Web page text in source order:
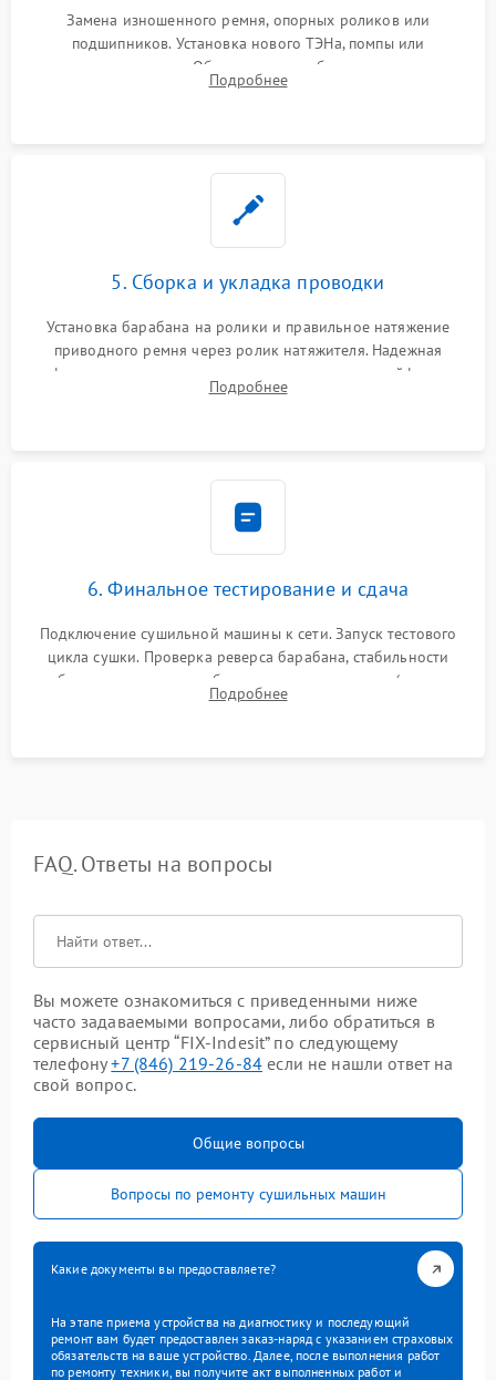
Замена изношенного ремня, опорных роликов или
подшипников. Установка нового ТЭНа, помпы или
термодатчиков. Обязательная глубокая очистка
конденсатора, крыльчатки вентилятора и воздуховодов от
Подробнее
5. Сборка и укладка проводки
Установка барабана на ролики и правильное натяжение
приводного ремня через ролик натяжителя. Надежная
фиксация всех узлов, подключение клемм и шлейфов к
модулю управления. Монтаж корпусных панелей, люка и
Подробнее
6. Финальное тестирование и сдача
Подключение сушильной машины к сети. Запуск тестового
цикла сушки. Проверка реверса барабана, стабильности
набора температуры, работы дренажного насоса (откачка
конденсата) и отсутствия посторонних скрипов, стуков или
Подробнее
FAQ. Ответы на вопросы
Вы можете ознакомиться с приведенными ниже
часто задаваемыми вопросами, либо обратиться в
сервисный центр “FIX-Indesit” по следующему
телефону+7 (846) 219-26-84 если не нашли ответ на
свой вопрос.
Общие вопросы
Вопросы по ремонту сушильных машин
Какие документы вы предоставляете?
На этапе приема устройства на диагностику и последующий
ремонт вам будет предоставлен заказ-наряд с указанием страховых
обязательств на ваше устройство. Далее, после выполнения работ
по ремонту техники, вы получите акт выполненных работ и